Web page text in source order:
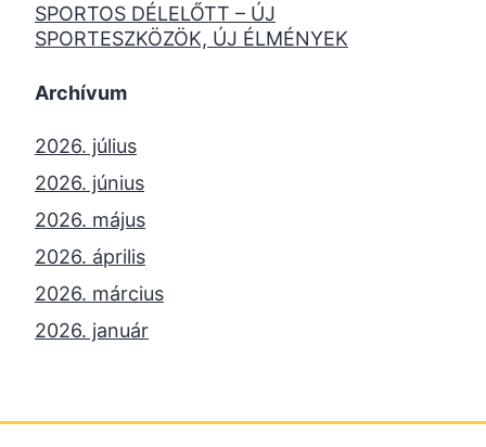
SPORTOS DÉLELŐTT – ÚJ
SPORTESZKÖZÖK, ÚJ ÉLMÉNYEK
Archívum
2026. július
2026. június
2026. május
2026. április
2026. március
2026. január